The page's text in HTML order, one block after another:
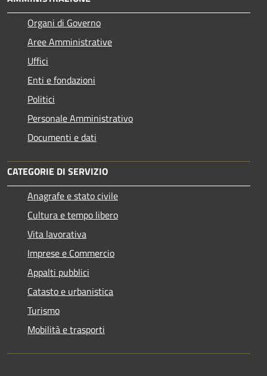
Organi di Governo
Aree Amministrative
Uffici
Enti e fondazioni
Politici
Personale Amministrativo
Documenti e dati
CATEGORIE DI SERVIZIO
Anagrafe e stato civile
Cultura e tempo libero
Vita lavorativa
Imprese e Commercio
Appalti pubblici
Catasto e urbanistica
Turismo
Mobilità e trasporti